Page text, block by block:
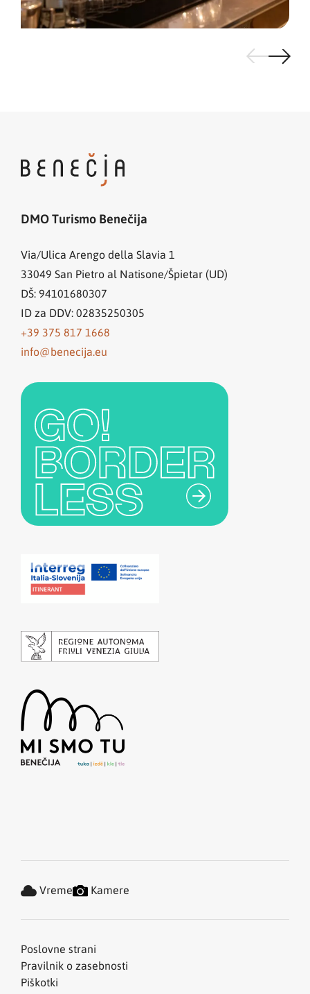
DMO Turismo Benečija
Via/Ulica Arengo della Slavia 1
33049 San Pietro al Natisone/Špietar (UD)
DŠ: 94101680307
ID za DDV: 02835250305
+39 375 817 1668
info@benecija.eu
Poslovne strani
Pravilnik o zasebnosti
Piškotki
Vreme Kamere